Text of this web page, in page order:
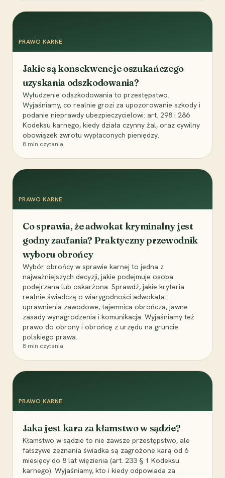
PRAWO KARNE
Jakie są konsekwencje oszukańczego
uzyskania odszkodowania?
Wyłudzenie odszkodowania to przestępstwo.
Wyjaśniamy, co realnie grozi za upozorowanie szkody i
podanie nieprawdy ubezpieczycielowi: art. 298 i 286
Kodeksu karnego, kiedy działa czynny żal, oraz cywilny
obowiązek zwrotu wypłaconych pieniędzy.
8 min czytania
PRAWO KARNE
Co sprawia, że adwokat kryminalny jest
godny zaufania? Praktyczny przewodnik
wyboru obrońcy
Wybór obrońcy w sprawie karnej to jedna z
najważniejszych decyzji, jakie podejmuje osoba
podejrzana lub oskarżona. Sprawdź, jakie kryteria
realnie świadczą o wiarygodności adwokata:
uprawnienia zawodowe, tajemnica obrończa, jawne
zasady wynagrodzenia i komunikacja. Wyjaśniamy też
prawo do obrony i obrońcę z urzędu na gruncie
polskiego prawa.
8 min czytania
PRAWO KARNE
Jaka jest kara za kłamstwo w sądzie?
Kłamstwo w sądzie to nie zawsze przestępstwo, ale
fałszywe zeznania świadka są zagrożone karą od 6
miesięcy do 8 lat więzienia (art. 233 § 1 Kodeksu
karnego). Wyjaśniamy, kto i kiedy odpowiada za